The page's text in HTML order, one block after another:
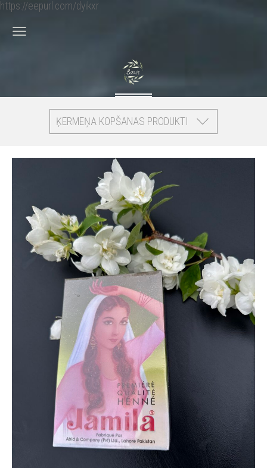
https://eepurl.com/dyikxr
ĶERMEŅA KOPŠANAS PRODUKTI